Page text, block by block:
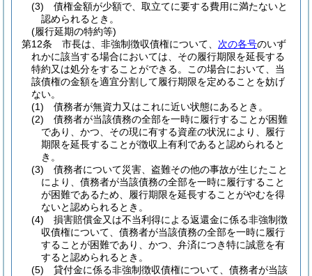
(3)
債権金額が少額で、取立てに要する費用に満たないと
認められるとき。
(履行延期の特約等)
第12条
市長は、非強制徴収債権について、 次の各号のいず
れかに該当する場合においては、その履行期限を延長する
特約又は処分をすることができる。
この場合において、当
該債権の金額を適宜分割して履行期限を定めることを妨げ
ない。
(1)
債務者が無資力又はこれに近い状態にあるとき。
(2)
債務者が当該債務の全部を一時に履行することが困難
であり、かつ、その現に有する資産の状況により、履行
期限を延長することが徴収上有利であると認められると
き。
(3)
債務者について災害、盗難その他の事故が生じたこと
により、債務者が当該債務の全部を一時に履行すること
が困難であるため、履行期限を延長することがやむを得
ないと認められるとき。
(4)
損害賠償金又は不当利得による返還金に係る非強制徴
収債権について、債務者が当該債務の全部を一時に履行
することが困難であり、かつ、弁済につき特に誠意を有
すると認められるとき。
(5)
貸付金に係る非強制徴収債権について、債務者が当該